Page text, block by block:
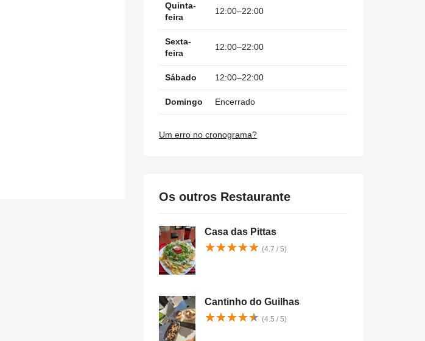
Quinta-
feira
12:00–22:00
Sexta-
feira
12:00–22:00
Sábado 12:00–22:00
Domingo Encerrado
Um erro no cronograma?
Os outros Restaurante
Casa das Pittas
★★★★★
★★★★★ (4.7 / 5)
Cantinho do Guilhas
★★★★★
★★★★★ (4.5 / 5)